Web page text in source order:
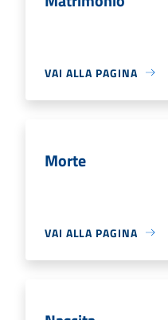
VAI ALLA PAGINA
Morte
VAI ALLA PAGINA